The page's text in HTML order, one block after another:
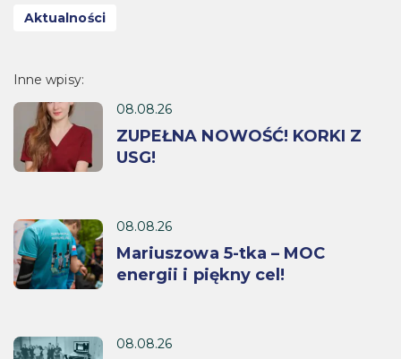
Aktualności
Inne wpisy:
08.08.26
ZUPEŁNA NOWOŚĆ! KORKI Z
USG!
08.08.26
Mariuszowa 5-tka – MOC
energii i piękny cel!
08.08.26